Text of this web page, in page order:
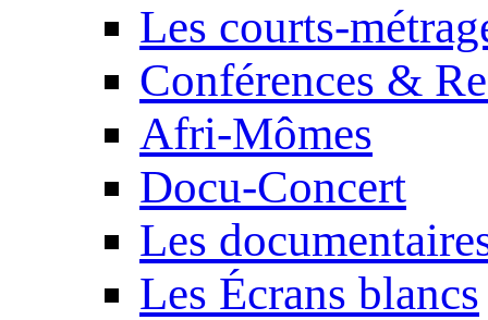
Les courts-
Conférences &
Afri-Mômes
Docu-Concert
Les
Les Écrans blancs